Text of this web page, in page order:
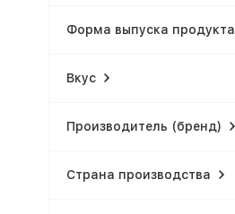
Форма выпуска продукта
Вкус
Производитель (бренд)
Страна производства